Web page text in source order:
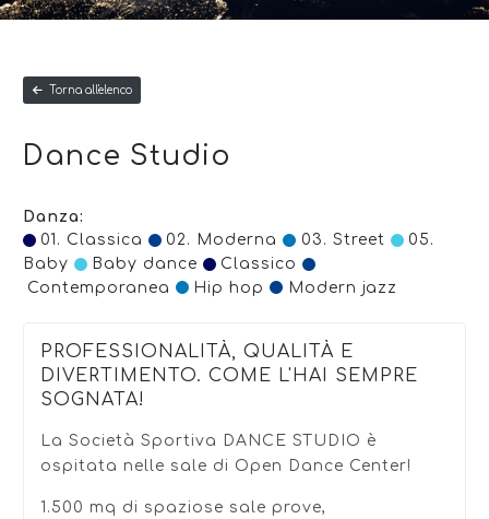
Torna all'elenco
Dance Studio
Danza:
01. Classica
02. Moderna 03. Street
05.
Baby
Baby dance
Classico
Contemporanea
Hip hop Modern jazz
PROFESSIONALITÀ, QUALITÀ E
DIVERTIMENTO. COME L'HAI SEMPRE
SOGNATA!
La Società Sportiva DANCE STUDIO è
ospitata nelle sale di Open Dance Center!
1.500 mq di spaziose sale prove,